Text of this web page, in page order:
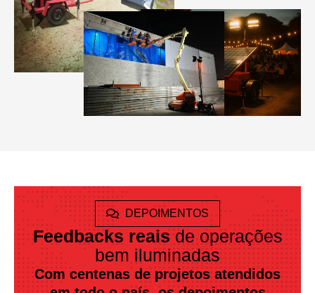
DEPOIMENTOS
Feedbacks reaisde operações
bem iluminadas
Com centenas de projetos atendidos